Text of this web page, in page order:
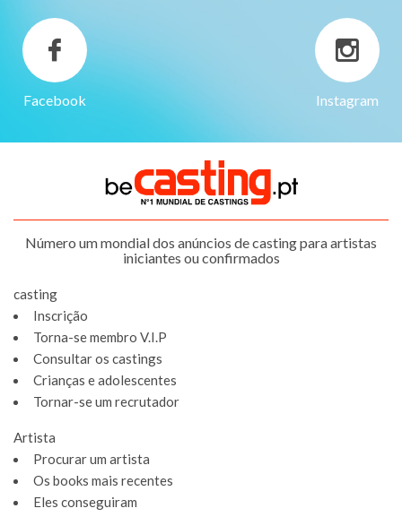
Facebook Instagram
Número um mondial dos anúncios de casting para artistas
iniciantes ou confirmados
casting
Inscrição
Torna-se membro V.I.P
Consultar os castings
Crianças e adolescentes
Tornar-se um recrutador
Artista
Procurar um artista
Os books mais recentes
Eles conseguiram